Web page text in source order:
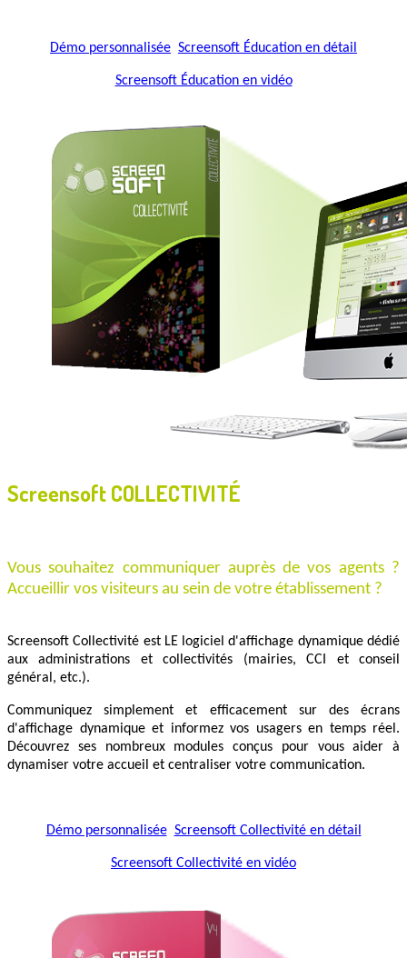
Démo personnalisée Screensoft Éducation en détail
Screensoft Éducation en vidéo
Screensoft COLLECTIVITÉ
Vous souhaitez communiquer auprès de vos agents ?
Accueillir vos visiteurs au sein de votre établissement ?
Screensoft Collectivité est LE logiciel d'affichage dynamique dédié
aux administrations et collectivités (mairies, CCI et conseil
général, etc.).
Communiquez simplement et efficacement sur des écrans
d'affichage dynamique et informez vos usagers en temps réel.
Découvrez ses nombreux modules conçus pour vous aider à
dynamiser votre accueil et centraliser votre communication.
Démo personnalisée Screensoft Collectivité en détail
Screensoft Collectivité en vidéo